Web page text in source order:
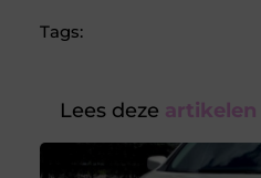
Tags:
Lees deze artikelen